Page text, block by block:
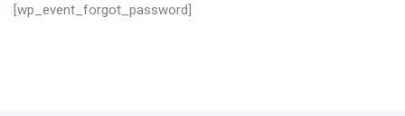
[wp_event_forgot_password]